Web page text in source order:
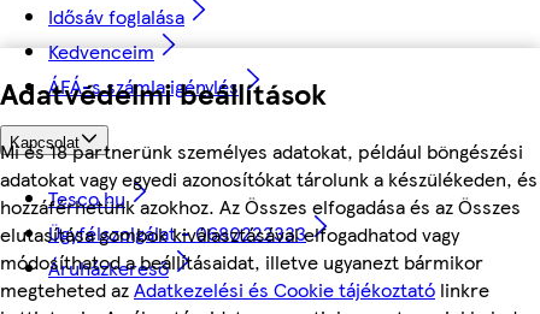
Adatvédelmi beállítások
Mi és 18 partnerünk személyes adatokat, például böngészési
adatokat vagy egyedi azonosítókat tárolunk a készülékeden, és
hozzáférhetünk azokhoz. Az Összes elfogadása és az Összes
elutasítása gombok kiválasztásával elfogadhatod vagy
módosíthatod a beállításaidat, illetve ugyanezt bármikor
megteheted azAdatkezelési és Cookie tájékoztató linkre
Idősáv foglalása
Kedvenceim
ÁFÁ-s számla igénylés
Kapcsolat
Tesco.hu
Ügyfélszolgálat - 0680222333
Áruházkereső